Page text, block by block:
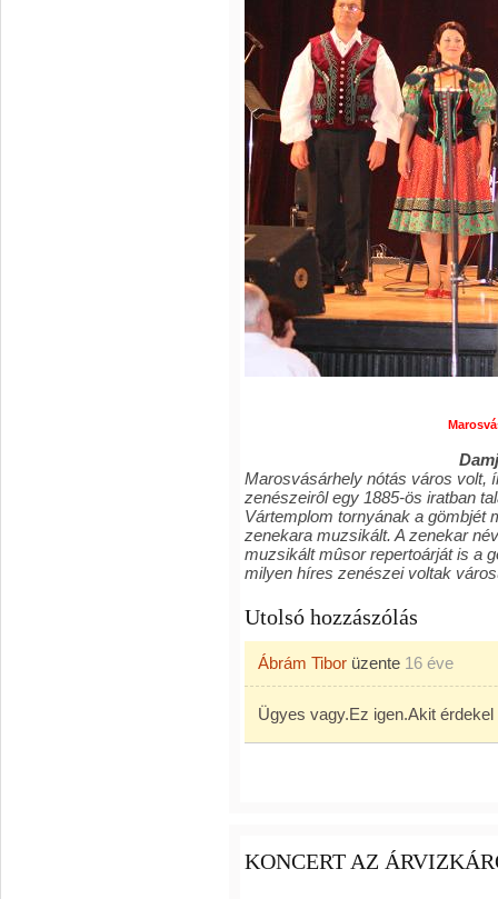
Marosvásárhely nótás város volt,
zenészeirôl egy 1885-ös iratban
Vártemplom tornyának a gömbjét
zenekara muzsikált. A zenekar
muzsikált mûsor repertoárját is a
milyen híres zenészei voltak
Utolsó hozzászólás
Ábrám Tibor üzente 16 éve
Ügyes vagy.Ez igen.Akit
KONCERT AZ